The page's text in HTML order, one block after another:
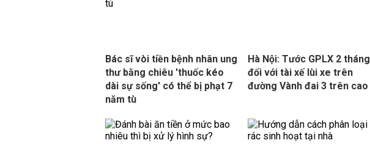
Bác sĩ vòi tiền bệnh nhân ung
thư bằng chiêu 'thuốc kéo
dài sự sống' có thể bị phạt 7
năm tù
Hà Nội: Tước GPLX 2 tháng
đối với tài xế lùi xe trên
đường Vành đai 3 trên cao